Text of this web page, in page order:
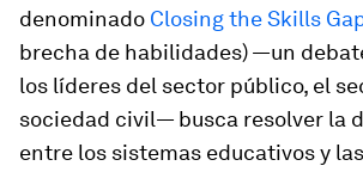
denominado Closing the Skills
brecha de habilidades) —un
los líderes del sector público, el
sociedad civil— busca resolver la
entre los sistemas educativos y